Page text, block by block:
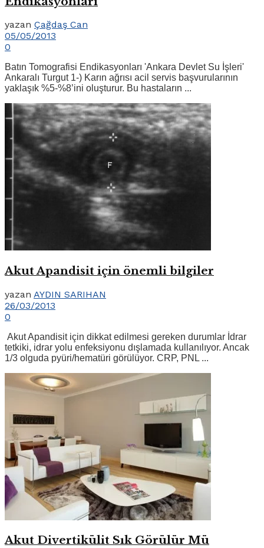
yazan Çağdaş Can
05/05/2013
0
Batın Tomografisi Endikasyonları 'Ankara Devlet Su İşleri'
Ankaralı Turgut 1-) Karın ağrısı acil servis başvurularının
yaklaşık %5-%8’ini oluşturur. Bu hastaların ...
Akut Apandisit için önemli bilgiler
yazan AYDIN SARIHAN
26/03/2013
0
Akut Apandisit için dikkat edilmesi gereken durumlar İdrar
tetkiki, idrar yolu enfeksiyonu dışlamada kullanılıyor. Ancak
1/3 olguda pyüri/hematüri görülüyor. CRP, PNL ...
Akut Divertikülit Sık Görülür Mü